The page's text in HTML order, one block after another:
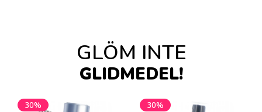
GLÖM INTE
GLIDMEDEL!
30% 30%